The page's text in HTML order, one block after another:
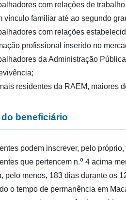
com relações de
vínculo familiar até ao segundo
com relações
profissional inserido no
da Administração
residentes da RAEM, maiores
beneficiário
podem inscrever, pelo próprio,
que pertencem n.o 4 acima
pelo menos, 183 dias durante os
o tempo de permanência em